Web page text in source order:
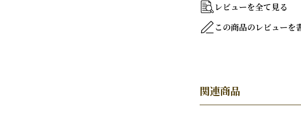
レビューを全て見る
この商品のレビューを
関連商品